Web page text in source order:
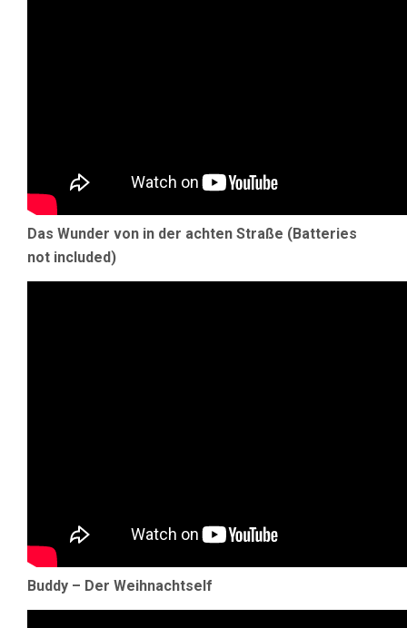
Das Wunder von in der achten Straße (Batteries
not included)
Buddy – Der Weihnachtself